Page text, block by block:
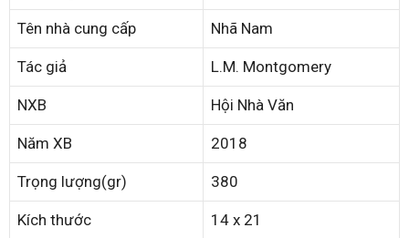
Tên nhà cung cấp Nhã Nam
Tác giả L.M. Montgomery
NXB Hội Nhà Văn
Năm XB 2018
Trọng lượng(gr) 380
Kích thước 14 x 21